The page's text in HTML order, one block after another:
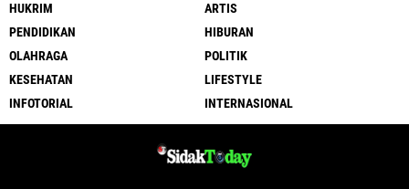
HUKRIM
ARTIS
PENDIDIKAN
HIBURAN
OLAHRAGA
POLITIK
KESEHATAN
LIFESTYLE
INFOTORIAL
INTERNASIONAL